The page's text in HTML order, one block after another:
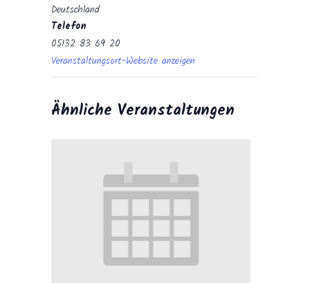
Deutschland
Telefon
05132 83 69 20
Veranstaltungsort-Website anzeigen
Ähnliche Veranstaltungen